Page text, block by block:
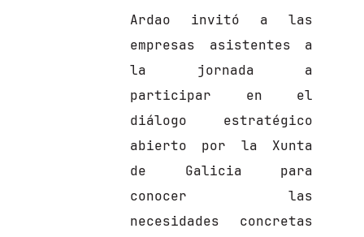
Ardao invitó a las
empresas asistentes a
la jornada a
participar en el
diálogo estratégico
abierto por la Xunta
de Galicia para
conocer las
necesidades concretas